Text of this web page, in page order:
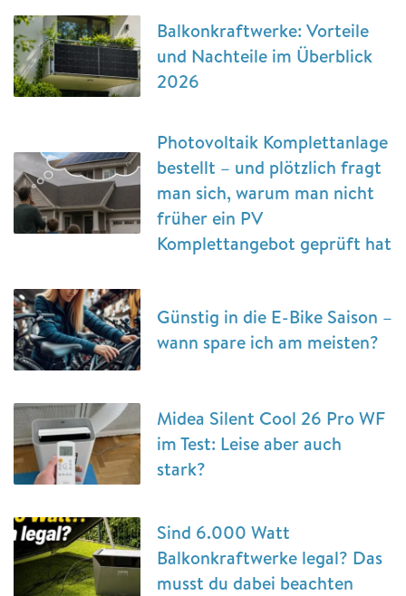
Balkonkraftwerke: Vorteile
und Nachteile im Überblick
2026
Photovoltaik Komplettanlage
bestellt – und plötzlich fragt
man sich, warum man nicht
früher ein PV
Komplettangebot geprüft hat
Günstig in die E-Bike Saison –
wann spare ich am meisten?
Midea Silent Cool 26 Pro WF
im Test: Leise aber auch
stark?
Sind 6.000 Watt
Balkonkraftwerke legal? Das
musst du dabei beachten